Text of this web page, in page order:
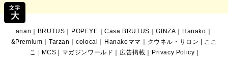
文字
大
anan BRUTUS POPEYE ｜Casa BRUTUS ｜GINZA Hanako
&Premium ｜Tarzan ｜colocal Hanakoママ クウネル・サロン
ここ
こ
MCS マガジンワールド 広告掲載 Privacy Policy